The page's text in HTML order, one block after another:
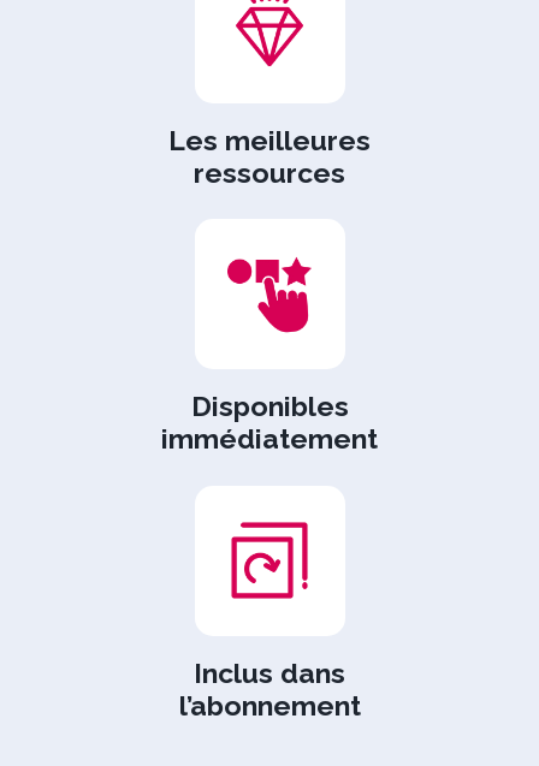
Les meilleures
ressources
Disponibles
immédiatement
Inclus dans
l’abonnement